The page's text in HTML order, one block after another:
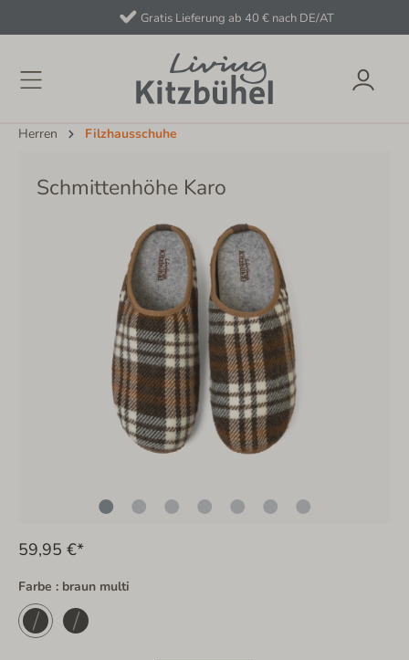
Gratis Lieferung ab 40 € nach DE/AT
Herren Filzhausschuhe
Schmittenhöhe Karo
59,95 €*
Farbe : braun multi